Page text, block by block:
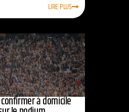
LIRE PLUS
confirmer à domicile